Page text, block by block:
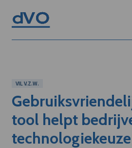
VIL V.Z.W.
tool helpt